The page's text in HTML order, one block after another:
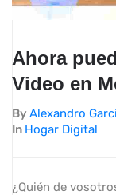
Ahora
Video en
By Alexandro
In Hogar Digital
¿Quién de